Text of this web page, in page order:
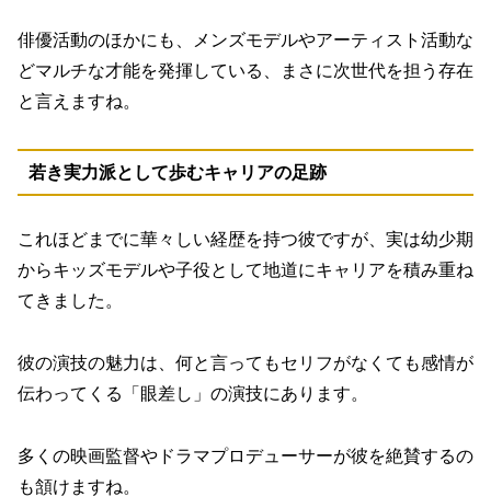
俳優活動のほかにも、メンズモデルやアーティスト活動な
どマルチな才能を発揮している、まさに次世代を担う存在
と言えますね。
若き実力派として歩むキャリアの足跡
これほどまでに華々しい経歴を持つ彼ですが、実は幼少期
からキッズモデルや子役として地道にキャリアを積み重ね
てきました。
彼の演技の魅力は、何と言ってもセリフがなくても感情が
伝わってくる「眼差し」の演技にあります。
多くの映画監督やドラマプロデューサーが彼を絶賛するの
も頷けますね。